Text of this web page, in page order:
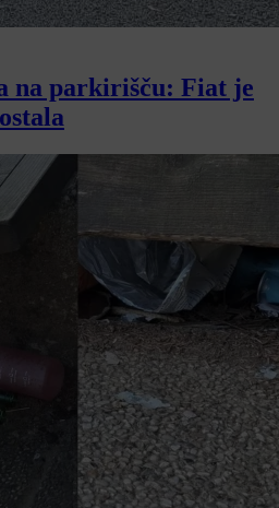
na parkirišču: Fiat je